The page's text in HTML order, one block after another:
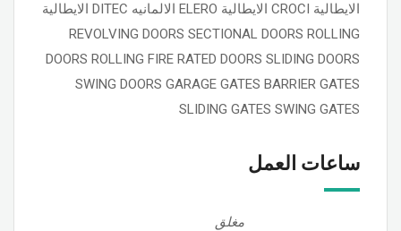
الايطالية CROCI الايطالية ELERO الالمانيه DITEC الايطالية
REVOLVING DOORS SECTIONAL DOORS ROLLING
DOORS ROLLING FIRE RATED DOORS SLIDING DOORS
SWING DOORS GARAGE GATES BARRIER GATES
SLIDING GATES SWING GATES
ساعات العمل
مغلق